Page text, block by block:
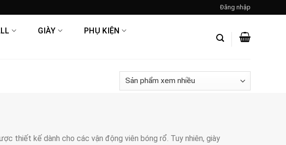
Đăng nhập
GIÀY
PHỤ KIỆN
thiết kế dành cho các vận động viên bóng rổ. Tuy nhiên, giày